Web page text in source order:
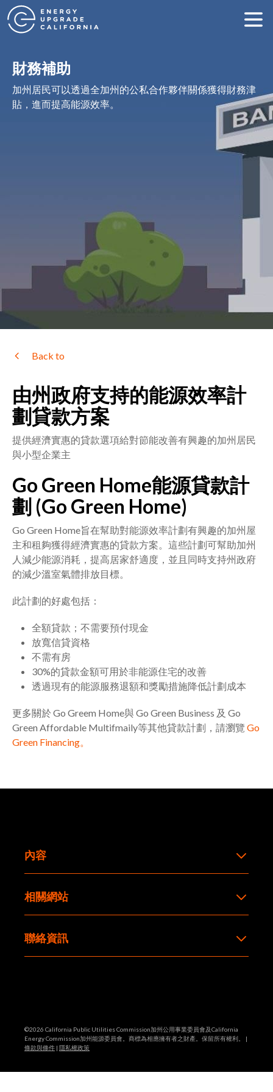
財務補助
加州居民可以透過全加州的公私合作夥伴關係獲得財務津
貼，進而提高能源效率。
Back to
由州政府支持的能源效率計
劃貸款方案
提供經濟實惠的貸款選項給對節能改善有興趣的加州居民
與小型企業主
Go Green Home能源貸款計
劃 (Go Green Home)
Go Green Home旨在幫助對能源效率計劃有興趣的加州屋
主和租夠獲得經濟實惠的貸款方案。這些計劃可幫助加州
人減少能源消耗，提高居家舒適度，並且同時支持州政府
的減少溫室氣體排放目標。
此計劃的好處包括：
全額貸款；不需要預付現金
放寬信貸資格
不需有房
30%的貸款金額可用於非能源住宅的改善
透過現有的能源服務退額和獎勵措施降低計劃成本
更多關於 Go Greem Home與 Go Green Business 及 Go
Green Affordable Multifmaily等其他貸款計劃，請瀏覽 Go
Green Financing。
內容
相關網站
聯絡資訊
©2026 California Public Utilities Commission加州公用事業委員會及California
Energy Commission加州能源委員會。商標為相應擁有者之財產。保留所有權利。 |
條款與條件 | 隱私權政策